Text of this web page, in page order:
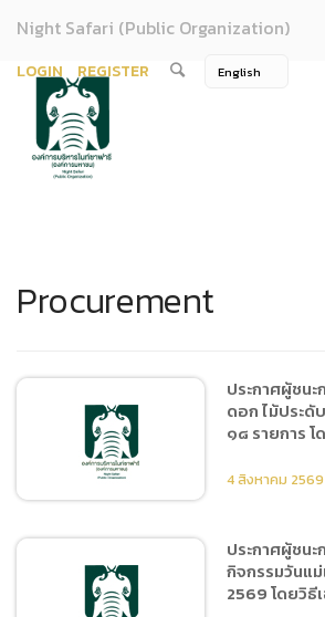
Night Safari (Public Organization)
LOGIN REGISTER
Procurement
ประกาศผู้ชนะการเสนอราคา
ซื้อไม้ดอก ไม้ประดับ หญ้า และ
ประกาศผู้ชนะ
ดอก ไม้ประดั
๑๘ รายการ โ
4 สิงหาคม 2569
ประกาศผู้ชนะ
กิจกรรมวันแ
2569 โดยวิธีเ